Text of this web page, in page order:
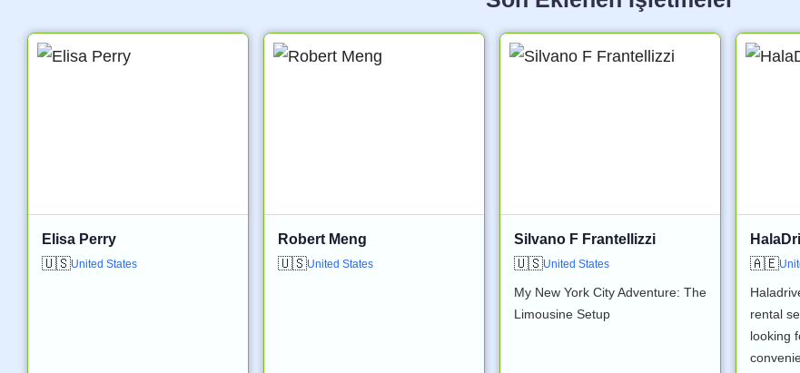
Elisa Perry
🇺🇸United States
Robert Meng
🇺🇸United States
Silvano F Frantellizzi
🇺🇸United States
My New York City Adventure: The
Limousine Setup
🇦🇪
rental
looking